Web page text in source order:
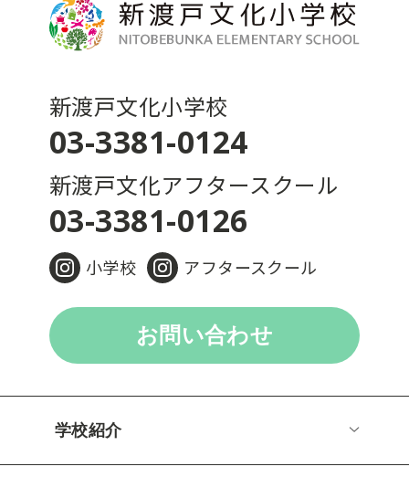
新渡戸文化小学校
03-3381-0124
新渡戸文化アフタースクール
03-3381-0126
小学校 アフタースクール
お問い合わせ
学校紹介